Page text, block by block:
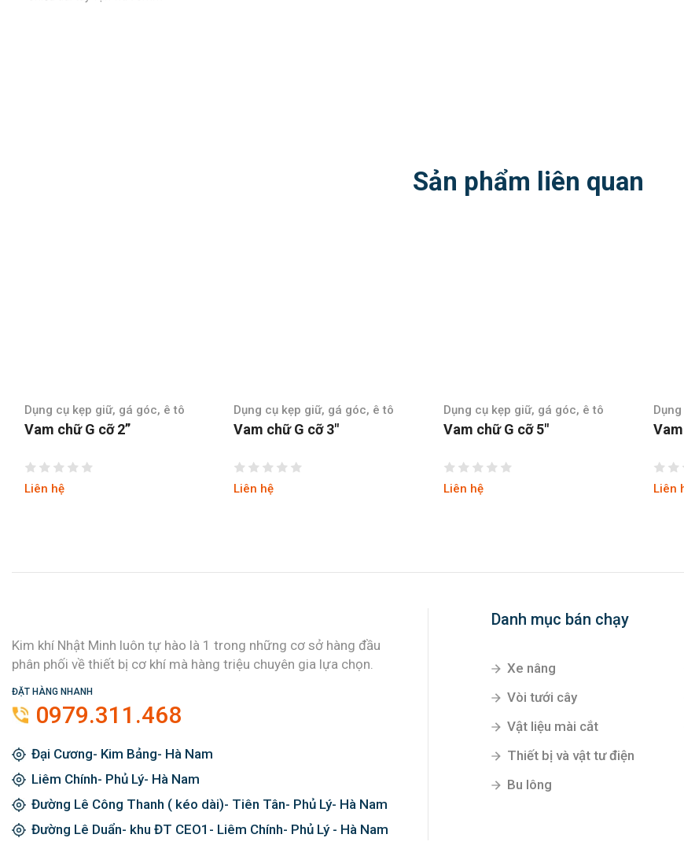
Sản phẩm liên quan
ê tô Dụng cụ kẹp giữ, gá góc, ê tô
Vam chữ G cỡ 3″
Dụng cụ kẹp giữ, gá góc, ê tô
Vam chữ G cỡ 5″
Dụng cụ kẹp giữ, gá góc, ê tô
Vam chữ G cỡ 6″
Kim khí Nhật Minh luôn tự hào là 1 trong những cơ sở hàng đầu
phân phối về thiết bị cơ khí mà hàng triệu chuyên gia lựa chọn.
0979.311.468
Danh mục bán chạy
Xe nâng
Vòi tưới cây
Vật liệu mài cắt
Thiết bị và vật tư điện
Bu lông